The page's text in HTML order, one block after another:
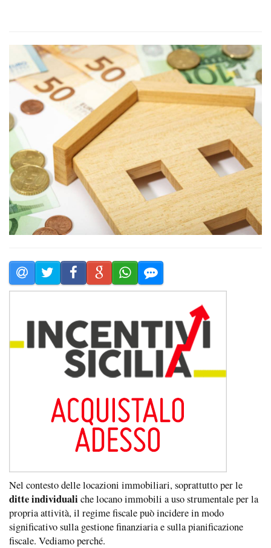
Nel contesto delle locazioni immobiliari, soprattutto per le
ditte individuali che locano immobili a uso strumentale per la
propria attività, il regime fiscale può incidere in modo
significativo sulla gestione finanziaria e sulla pianificazione
fiscale. Vediamo perché.